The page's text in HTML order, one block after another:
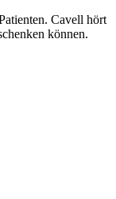
Cavell hört
können.